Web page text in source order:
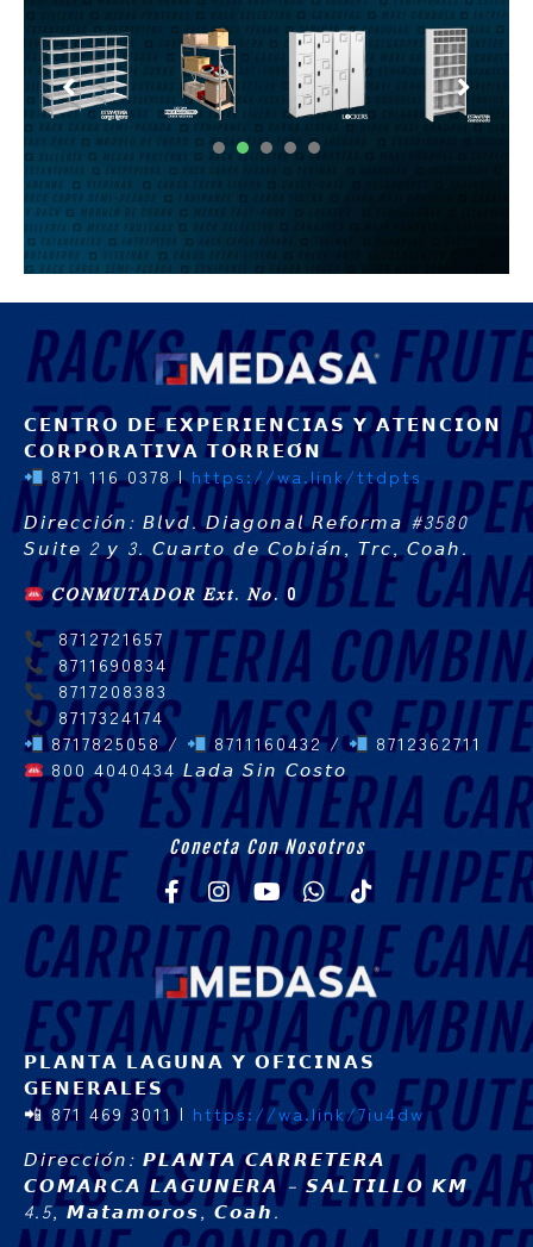
𝗖𝗘𝗡𝗧𝗥𝗢 𝗗𝗘 𝗘𝗫𝗣𝗘𝗥𝗜𝗘𝗡𝗖𝗜𝗔𝗦 𝗬 𝗔𝗧𝗘𝗡𝗖𝗜𝗢𝗡
𝗖𝗢𝗥𝗣𝗢𝗥𝗔𝗧𝗜𝗩𝗔 𝗧𝗢𝗥𝗥𝗘𝗢́𝗡
871 116 0378 |https://wa.link/ttdpts
𝘋𝘪𝘳𝘦𝘤𝘤𝘪𝘰́𝘯: 𝘉𝘭𝘷𝘥. 𝘋𝘪𝘢𝘨𝘰𝘯𝘢𝘭 𝘙𝘦𝘧𝘰𝘳𝘮𝘢 #3580
𝘚𝘶𝘪𝘵𝘦 2 𝘺 3. 𝘊𝘶𝘢𝘳𝘵𝘰 𝘥𝘦 𝘊𝘰𝘣𝘪𝘢́𝘯, 𝘛𝘳𝘤, 𝘊𝘰𝘢𝘩.
𝐶𝑂𝑁𝑀𝑈𝑇𝐴𝐷𝑂𝑅 𝐸𝑥𝑡. 𝑁𝑜. 0
8712721657
8711690834
8717208383
8717324174
8717825058 /
8711160432 /
8712362711
800 4040434𝘓𝘢𝘥𝘢 𝘚𝘪𝘯 𝘊𝘰𝘴𝘵𝘰
Conecta Con Nosotros
𝗣𝗟𝗔𝗡𝗧𝗔 𝗟𝗔𝗚𝗨𝗡𝗔 𝗬 𝗢𝗙𝗜𝗖𝗜𝗡𝗔𝗦
𝗚𝗘𝗡𝗘𝗥𝗔𝗟𝗘𝗦
📲 871 469 3011 | https://wa.link/7iu4dw
𝘋𝘪𝘳𝘦𝘤𝘤𝘪𝘰́𝘯: 𝙋𝙇𝘼𝙉𝙏𝘼 𝘾𝘼𝙍𝙍𝙀𝙏𝙀𝙍𝘼
𝘾𝙊𝙈𝘼𝙍𝘾𝘼 𝙇𝘼𝙂𝙐𝙉𝙀𝙍𝘼 – 𝙎𝘼𝙇𝙏𝙄𝙇𝙇𝙊 𝙆𝙈
4.5, 𝙈𝙖𝙩𝙖𝙢𝙤𝙧𝙤𝙨, 𝘾𝙤𝙖𝙝.